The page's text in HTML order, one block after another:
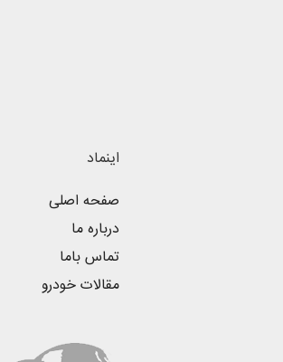
اینماد
صفحه اصلی
درباره ما
تماس باما
مقالات خودرو